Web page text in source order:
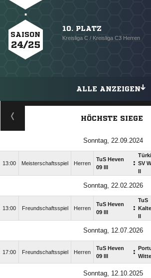
SAISON
24/25
10. PLATZ
Kreisliga C / Kreisliga C3 Herren
ALLE ANZEIGEN
HÖCHSTE SIEGE
Sonntag, 22.09.2024
13:00 Meisterschaftsspiel Herren
TuS Heven
09 III
: SV
Sonntag, 22.02.2026
13:00 Freundschaftsspiel Herren
TuS Heven
09 III
:
TuS
Sonntag, 12.07.2026
17:00 Freundschaftsspiel Herren
TuS Heven
09 III
:
Sonntag, 12.10.2025